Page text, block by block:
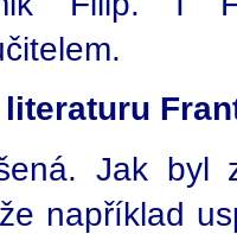
Jak byl
například